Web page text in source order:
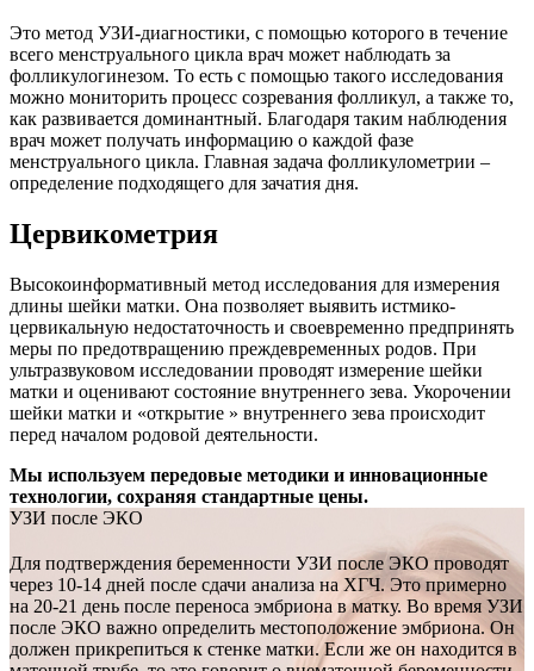
Это метод УЗИ-диагностики, с помощью которого в течение
всего менструального цикла врач может наблюдать за
фолликулогинезом. То есть с помощью такого исследования
можно мониторить процесс созревания фолликул, а также то,
как развивается доминантный. Благодаря таким наблюдения
врач может получать информацию о каждой фазе
менструального цикла. Главная задача фолликулометрии –
определение подходящего для зачатия дня.
Цервикометрия
Высокоинформативный метод исследования для измерения
длины шейки матки. Она позволяет выявить истмико-
цервикальную недостаточность и своевременно предпринять
меры по предотвращению преждевременных родов. При
ультразвуковом исследовании проводят измерение шейки
матки и оценивают состояние внутреннего зева. Укорочении
шейки матки и «открытие » внутреннего зева происходит
перед началом родовой деятельности.
Мы используем передовые методики и инновационные
технологии, сохраняя стандартные цены.
УЗИ после ЭКО
Для подтверждения беременности УЗИ после ЭКО проводят
через 10-14 дней после сдачи анализа на ХГЧ. Это примерно
на 20-21 день после переноса эмбриона в матку. Во время УЗИ
после ЭКО важно определить местоположение эмбриона. Он
должен прикрепиться к стенке матки. Если же он находится в